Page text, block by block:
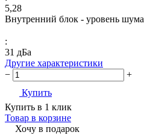
5,28
Внутренний блок - уровень шума
:
31 дБа
Другие характеристики
−
+
Купить
Купить в 1 клик
Товар в корзине
Хочу в подарок